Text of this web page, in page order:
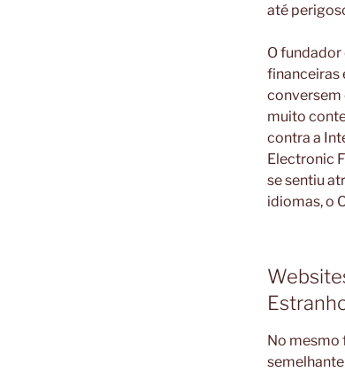
até
O
financeiras
conversem
muito
contra a
Electronic
se sentiu
idiomas, o
No mesmo